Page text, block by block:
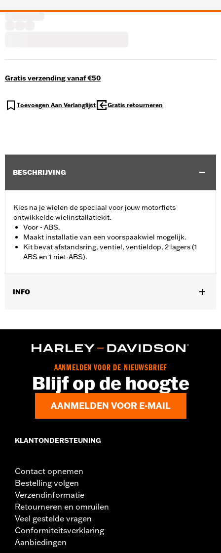
Gratis verzending vanaf €50
Toevoegen Aan Verlanglijst Gratis retourneren
BESCHRIJVING
Kies na je wielen de speciaal voor jouw motorfiets
ontwikkelde wielinstallatiekit.
Voor - ABS.
Maakt installatie van een voorspaakwiel mogelijk.
Kit bevat afstandsring, ventiel, ventieldop, 2 lagers (1
ABS en 1 niet-ABS).
INFO
Positie op de motorfiets:Voorkant
Afstandsbus, ventiel, ventieldop, 2 lagers (1 ABS en 1
niet-ABS)
GARANTIE:1 jaar beperkte garantie - Ga naarwww.h-
d.com/warrantyvoor meer info
AANMELDEN VOOR DE NIEUWSBRIEF
Blijf op de hoogte
AANMELDEN VOOR E-MAIL
KLANTONDERSTEUNING
Contact opnemen
Bestelling volgen
Verzendinformatie
Retourneren en omruilen
Veel gestelde vragen
Conformiteitsverklaring
Aanbiedingen